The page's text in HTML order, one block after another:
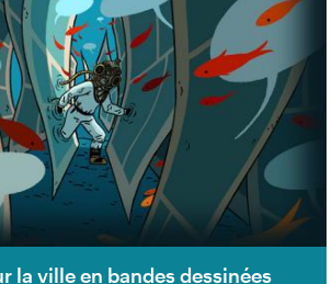
la ville en bandes dessinées